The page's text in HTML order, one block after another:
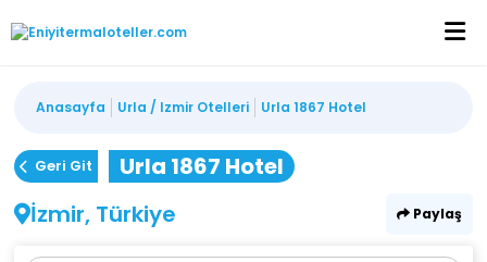
Anasayfa Urla / Izmir Otelleri Urla 1867 Hotel
Geri Git
Urla 1867 Hotel
İzmir, Türkiye
Paylaş